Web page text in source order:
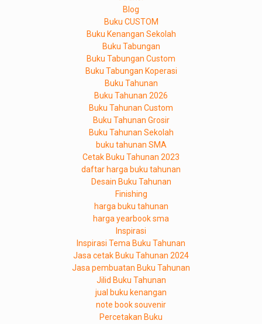
Blog
Buku CUSTOM
Buku Kenangan Sekolah
Buku Tabungan
Buku Tabungan Custom
Buku Tabungan Koperasi
Buku Tahunan
Buku Tahunan 2026
Buku Tahunan Custom
Buku Tahunan Grosir
Buku Tahunan Sekolah
buku tahunan SMA
Cetak Buku Tahunan 2023
daftar harga buku tahunan
Desain Buku Tahunan
Finishing
harga buku tahunan
harga yearbook sma
Inspirasi
Inspirasi Tema Buku Tahunan
Jasa cetak Buku Tahunan 2024
Jasa pembuatan Buku Tahunan
Jilid Buku Tahunan
jual buku kenangan
note book souvenir
Percetakan Buku